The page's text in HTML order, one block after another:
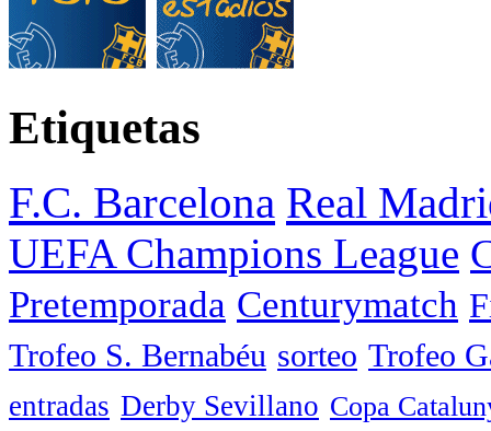
Etiquetas
F.C. Barcelona Real
UEFA Champions League
Pretemporada Centurymatch
Trofeo S. Bernabéu sorteo Trofeo
entradas Derby Sevillano Copa